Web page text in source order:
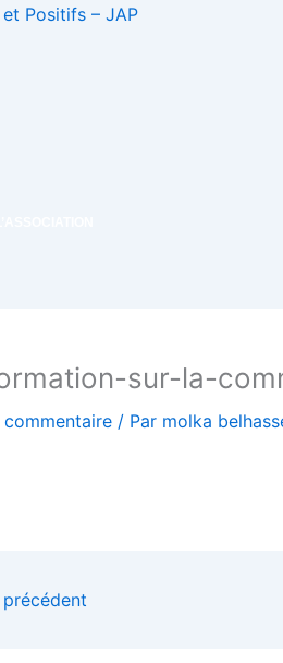
Positifs – JAP
sur-la-
commentaire / Par molka